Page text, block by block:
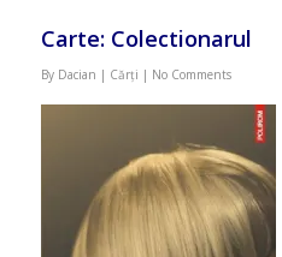
Carte: Colectionarul
By Dacian | Cărți | No Comments